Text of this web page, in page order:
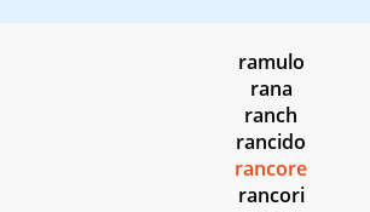
ramulo
rana
ranch
rancido
rancore
rancori